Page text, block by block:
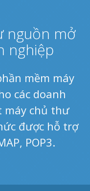
nguồn mở
nghiệp
mềm máy
các doanh
máy chủ thư
được hỗ trợ
POP3.